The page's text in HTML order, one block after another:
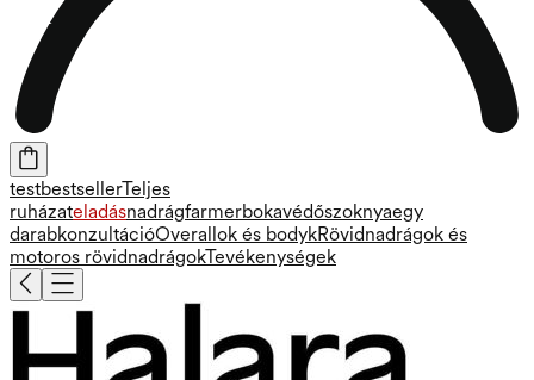
testbestsellerTeljes
ruházateladásnadrágfarmerbokavédőszoknyaegy
darabkonzultációOverallok és bodykRövidnadrágok és
motoros rövidnadrágokTevékenységek